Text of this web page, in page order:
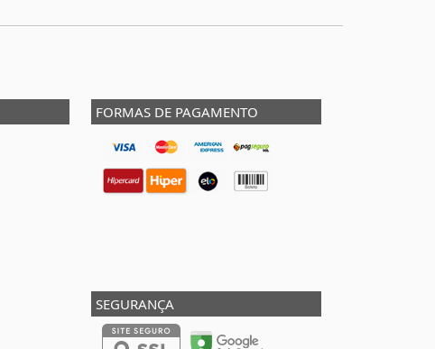
FORMAS DE PAGAMENTO
SEGURANÇA